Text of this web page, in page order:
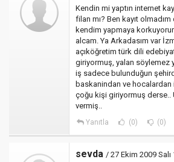
Kendin mi yaptın internet
filan mı? Ben kayıt
kendim yapmaya
alcam. Ya Arkadasım var
açıköğretim türk dili
giriyormuş, yalan söylemez
iş sadece bulunduğun
baskanindan ve
çoğu kişi giriyormuş derse..
vermiş..
Yanıtla (0) (0)
sevda / 27 Ekim 2009 Salı